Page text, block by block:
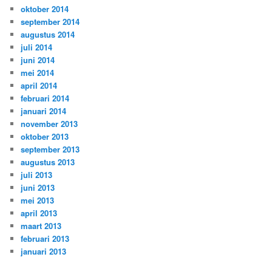
oktober 2014
september 2014
augustus 2014
juli 2014
juni 2014
mei 2014
april 2014
februari 2014
januari 2014
november 2013
oktober 2013
september 2013
augustus 2013
juli 2013
juni 2013
mei 2013
april 2013
maart 2013
februari 2013
januari 2013